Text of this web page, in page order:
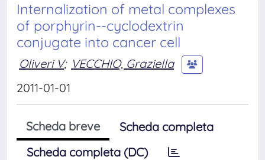
Internalization of metal complexes
of porphyrin--cyclodextrin
conjugate into cancer cell
Oliveri V; VECCHIO, Graziella
2011-01-01
Scheda breve
Scheda completa
Scheda completa (DC)